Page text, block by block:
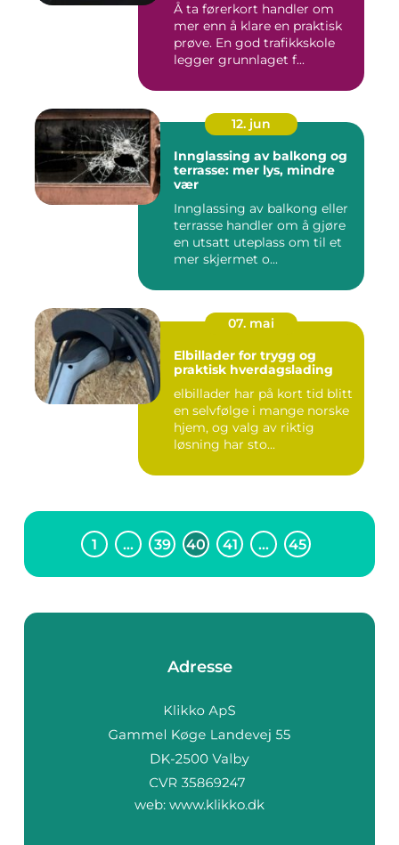
Å ta førerkort handler om
mer enn å klare en praktisk
prøve. En god trafikkskole
legger grunnlaget f...
12. jun
Innglassing av balkong og
terrasse: mer lys, mindre
vær
Innglassing av balkong eller
terrasse handler om å gjøre
en utsatt uteplass om til et
mer skjermet o...
07. mai
Elbillader for trygg og
praktisk hverdagslading
elbillader har på kort tid blitt
en selvfølge i mange norske
hjem, og valg av riktig
løsning har sto...
1 … 39 40 41 … 45
Adresse
web: www.klikko.dk